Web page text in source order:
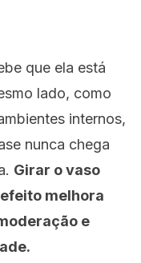
que ela está
lado, como
internos,
nunca chega
Girar o vaso
melhora
e